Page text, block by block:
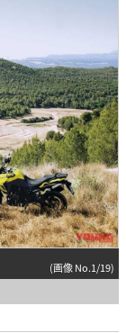
(画像 No.1/19)